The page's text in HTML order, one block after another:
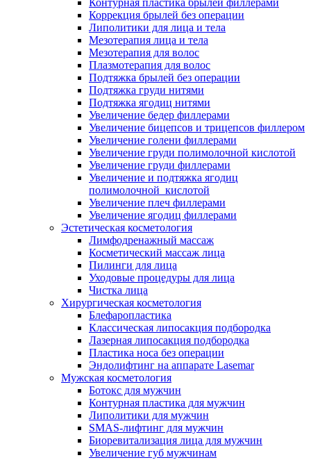
Контурная пластика брылей филлерами
Коррекция брылей без операции
Липолитики для лица и тела
Мезотерапия лица и тела
Мезотерапия для волос
Плазмотерапия для волос
Подтяжка брылей без операции
Подтяжка груди нитями
Подтяжка ягодиц нитями
Увеличение бедер филлерами
Увеличение бицепсов и трицепсов филлером
Увеличение голени филлерами
Увеличение груди полимолочной кислотой
Увеличение груди филлерами
Увеличение и подтяжка ягодиц
полимолочной кислотой
Увеличение плеч филлерами
Увеличение ягодиц филлерами
Эстетическая косметология
Лимфодренажный массаж
Косметический массаж лица
Пилинги для лица
Уходовые процедуры для лица
Чистка лица
Хирургическая косметология
Блефаропластика
Классическая липосакция подбородка
Лазерная липосакция подбородка
Пластика носа без операции
Эндолифтинг на аппарате Lasemar
Мужская косметология
Ботокс для мужчин
Контурная пластика для мужчин
Липолитики для мужчин
SMAS-лифтинг для мужчин
Биоревитализация лица для мужчин
Увеличение губ мужчинам